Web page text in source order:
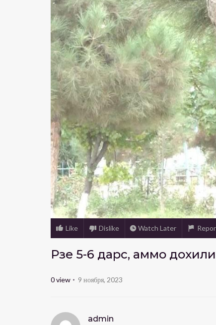
Like Dislike Watch Later
Рӯзе 5-6 дарс, аммо
0view 9 ноября, 2023
admin